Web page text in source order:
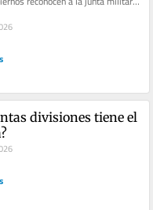
divisiones tiene el